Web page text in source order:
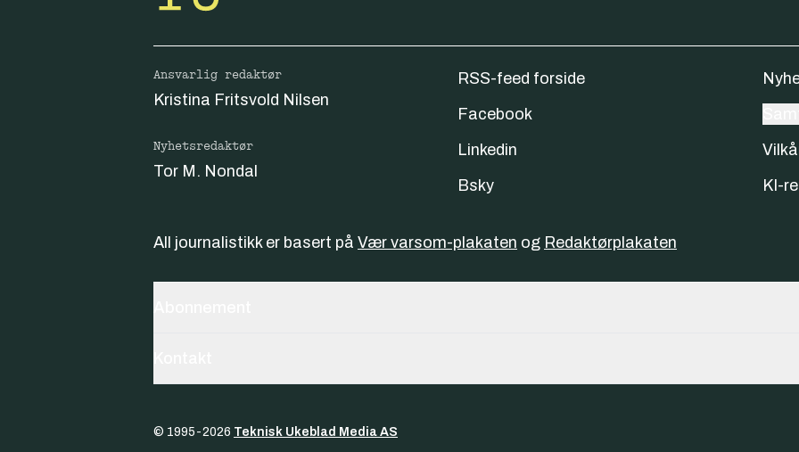
Ansvarlig redaktør
Kristina Fritsvold Nilsen
Nyhetsredaktør
Tor M. Nondal
RSS-feed forside
Facebook
Linkedin
Bsky
KI-
All journalistikk er basert på Vær varsom-plakaten og Redaktørplakaten
© 1995-2026 Teknisk Ukeblad Media AS